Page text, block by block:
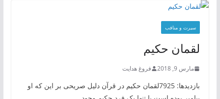
سیرت و منافب
لقمان حکیم
مارس 9, 2018 فروغ هدایت
بازدیدها: 7925لقمان حکیم در قرآن دلیل صریحی بر این که او